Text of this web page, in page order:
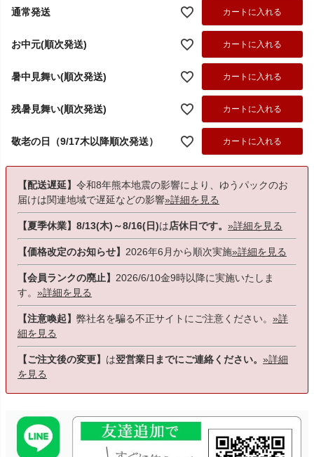
通常発送 カートに入れる
お中元(順次発送) カートに入れる
暑中見舞い(順次発送) カートに入れる
残暑見舞い(順次発送) カートに入れる
敬老の日（9/17木以降順次発送） カートに入れる
【配送遅延】 令和8年熊本地震の影響により、ゆうパックのお
届けは関連地域で遅延などの影響»詳細を見る
【夏季休業】8/13(木)～8/16(日)は店休日です。 »詳細を見る
【価格改定のお知らせ】 2026年6月から順次実施»詳細を見る
【会員ランクの廃止】 2026/6/10金9時以降に実施いたしま
す。 »詳細を見る
【注意喚起】 弊社名を騙る不正サイトにご注意ください。 »詳
細を見る
【ご注文後の変更】 は翌営業日までにご連絡ください。 »詳細
を見る